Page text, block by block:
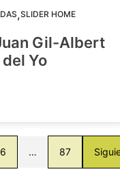
,SLIDER HOME
Gil-Albert
Yo
6 … 87